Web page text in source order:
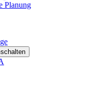
Planung